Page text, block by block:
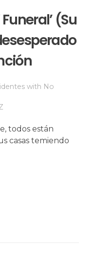
(Su
with No
todos están
casas temiendo